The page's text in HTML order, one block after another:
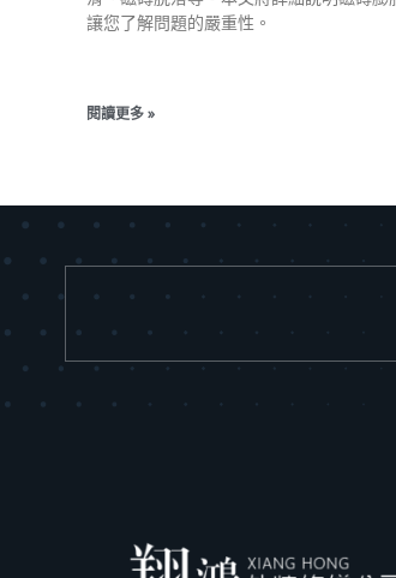
讓您了解問題的嚴重性。
閱讀更多 »